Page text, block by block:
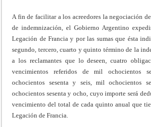
A fin de facilitar a los acreedores la negociación
de indemnización, el Gobierno Argentino
Legación de Francia y por las sumas que ésta
segundo, tercero, cuarto y quinto término de la
a los reclamantes que lo deseen, cuatro
vencimientos referidos de mil ochocientos
ochocientos sesenta y seis, mil ochocientos
ochocientos sesenta y ocho, cuyo importe será
vencimiento del total de cada quinto anual que
Legación de Francia.